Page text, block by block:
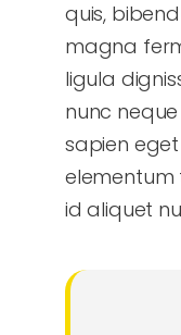
quis,
magna
ligula
nunc
sapien
elementum
id aliquet